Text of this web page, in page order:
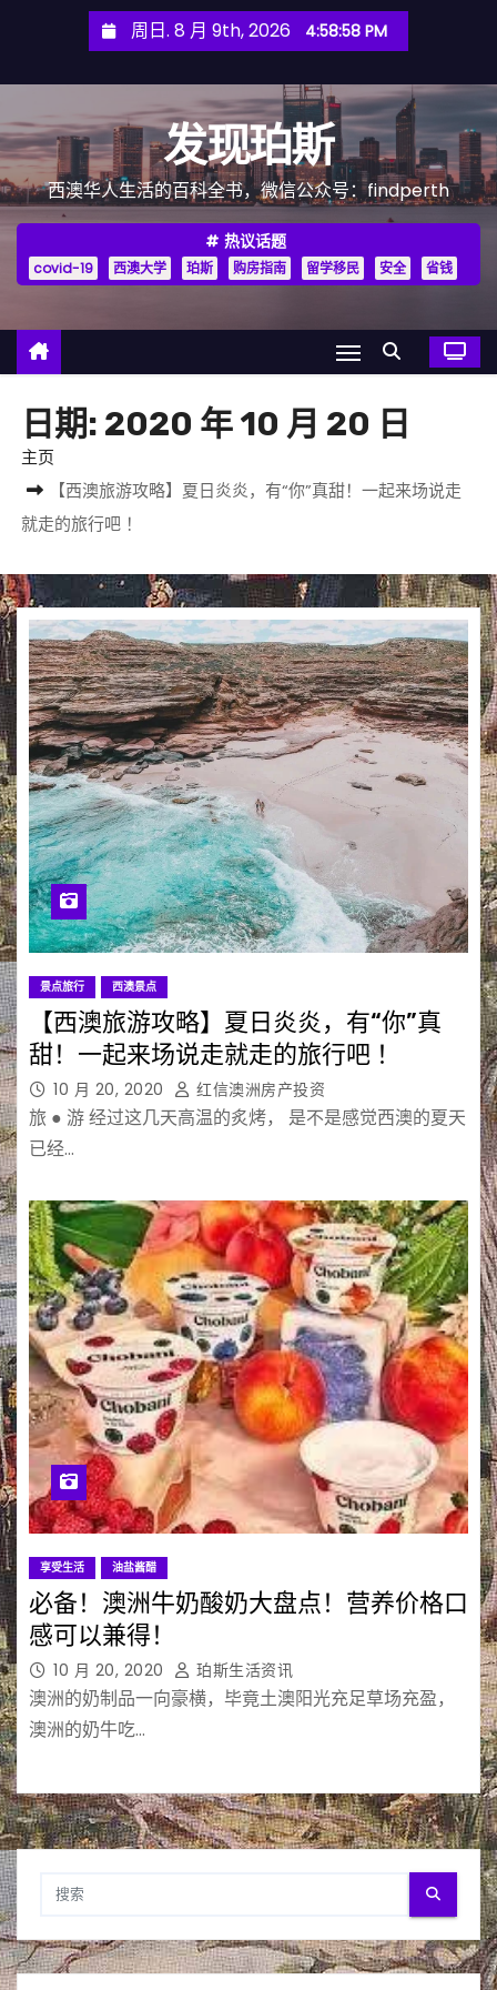
周日. 8 月 9th, 2026 4:58:59 PM
发现珀斯
西澳华人生活的百科全书，微信公众号：findperth
热议话题
covid-19 西澳大学 珀斯 购房指南 留学移民 安全 省钱
日期: 2020 年 10 月 20 日
主页
【西澳旅游攻略】夏日炎炎，有“你”真甜！一起来场说走
就走的旅行吧 ！
景点旅行 西澳景点
【西澳旅游攻略】夏日炎炎，有“你”真
甜！一起来场说走就走的旅行吧 ！
10 月 20, 2020 红信澳洲房产投资
旅 ● 游 经过这几天高温的炙烤， 是不是感觉西澳的夏天
已经…
享受生活 油盐酱醋
必备！澳洲牛奶酸奶大盘点！营养价格口
感可以兼得！
10 月 20, 2020 珀斯生活资讯
澳洲的奶制品一向豪横，毕竟土澳阳光充足草场充盈，
澳洲的奶牛吃…